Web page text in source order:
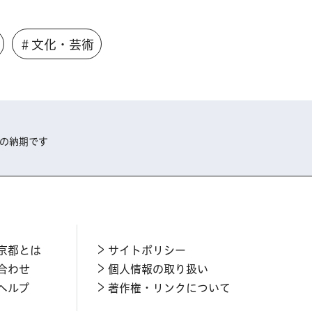
＃文化・芸術
納期です
都とは
わせ
ルプ
サイトポリシー
個人情報の取り扱い
著作権・リンクについて